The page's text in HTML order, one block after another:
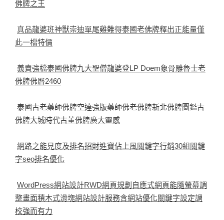
佛牌之王
真品龍婆班神獸崇迪單尾雞難得泰國老佛牌釋出正能量僅
此一檔特價
義賣強檔泰國佛牌九大聖僧龍婆登LP Doem象骨雕魯士老
佛牌佛曆2460
泰國古老藥師佛牌空達強版藥師佛老佛牌新北佛牌圖鑑古
佛牌大城時代古董佛牌廣大靈感
網路之能見度及排名招財進寶佔上風關鍵字行銷30組關鍵
字seo排名優化
WordPress網站設計RWD網頁規劃自應式網頁能隨螢幕調
整畫面積木式滑塊網站設計服務含網站優化關鍵字設定調
校強而有力